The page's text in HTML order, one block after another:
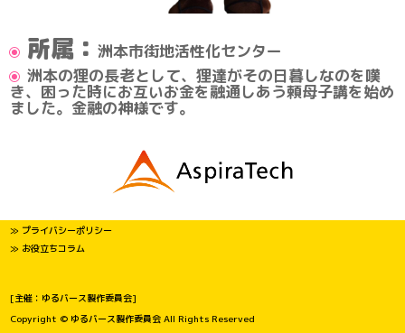
所属： 洲本市街地活性化センター
洲本の狸の長老として、狸達がその日暮しなのを嘆
き、困った時にお互いお金を融通しあう頼母子講を始め
ました。金融の神様です。
≫ プライバシーポリシー
≫ お役立ちコラム
[主催：ゆるバース製作委員会]
Copyright © ゆるバース製作委員会 All Rights Reserved